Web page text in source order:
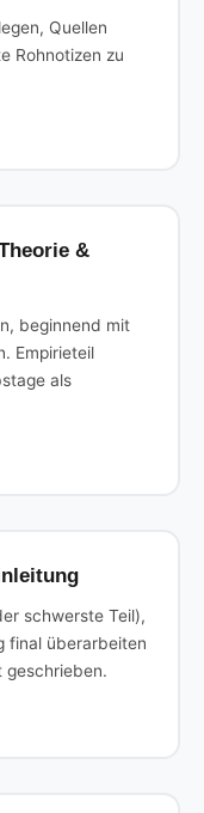
Quellen
Rohnotizen zu
&
beginnend mit
Empirieteil
als
schwerste Teil),
final überarbeiten
geschrieben.